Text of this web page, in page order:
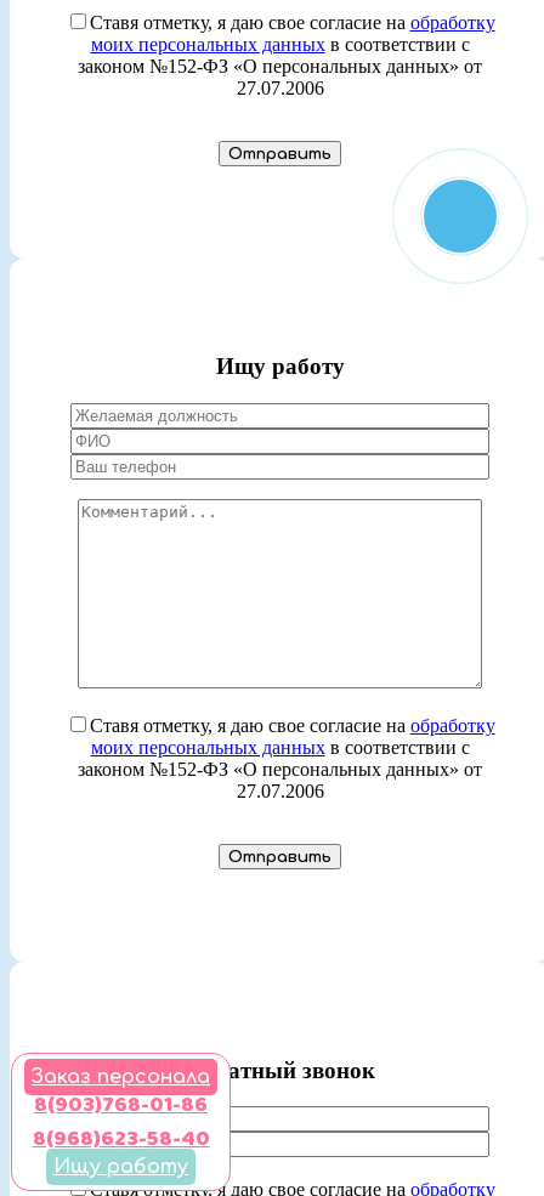
Ставя отметку, я даю свое согласие на обработку
моих персональных данныхв соответствии с
законом №152-ФЗ «О персональных данных» от
27.07.2006
Ищу работу
Ставя отметку, я даю свое согласие на обработку
моих персональных данныхв соответствии с
законом №152-ФЗ «О персональных данных» от
27.07.2006
Обратный звонок
Ставя отметку, я даю свое согласие на обработку
Заказ персонала
8(903)768-01-86
8(968)623-58-40
Ищу работу